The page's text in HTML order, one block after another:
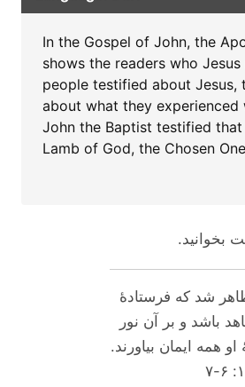
In the Gospel of John, the
shows the readers who
people testified about Jesus,
about what they experienced
John the Baptist testified that
Lamb of God, the Chosen
بخوانید.
شد که فرستادۀ
باشد و بر آن نور
همه ایمان بیاورند.